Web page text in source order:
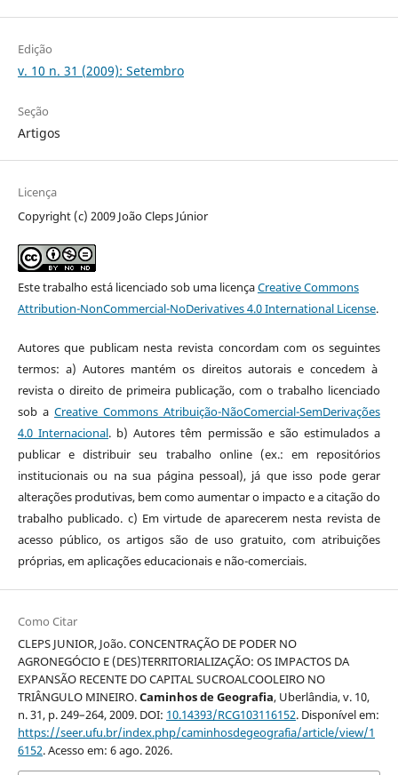
Edição
v. 10 n. 31 (2009): Setembro
Seção
Artigos
Licença
Copyright (c) 2009 João Cleps Júnior
Este trabalho está licenciado sob uma licençaCreative Commons
Attribution-NonCommercial-NoDerivatives 4.0 International License.
Autores que publicam nesta revista concordam com os seguintes
termos: a) Autores mantém os direitos autorais e concedem à
revista o direito de primeira publicação, com o trabalho licenciado
sob a Creative Commons Atribuição-NãoComercial-SemDerivações
4.0 Internacional. b) Autores têm permissão e são estimulados a
publicar e distribuir seu trabalho online (ex.: em repositórios
institucionais ou na sua página pessoal), já que isso pode gerar
alterações produtivas, bem como aumentar o impacto e a citação do
trabalho publicado. c) Em virtude de aparecerem nesta revista de
acesso público, os artigos são de uso gratuito, com atribuições
próprias, em aplicações educacionais e não-comerciais.
Como Citar
CLEPS JUNIOR, João. CONCENTRAÇÃO DE PODER NO
AGRONEGÓCIO E (DES)TERRITORIALIZAÇÃO: OS IMPACTOS DA
EXPANSÃO RECENTE DO CAPITAL SUCROALCOOLEIRO NO
TRIÂNGULO MINEIRO.Caminhos de Geografia, Uberlândia, v. 10,
n. 31, p. 249–264, 2009. DOI: 10.14393/RCG103116152. Disponível em:
https://seer.ufu.br/index.php/caminhosdegeografia/article/view/1
6152. Acesso em: 6 ago. 2026.